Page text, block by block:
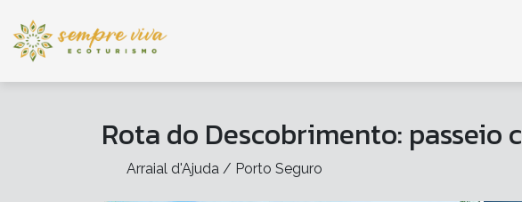
Rota do Descobrimento: passeio
Arraial d'Ajuda / Porto Seguro